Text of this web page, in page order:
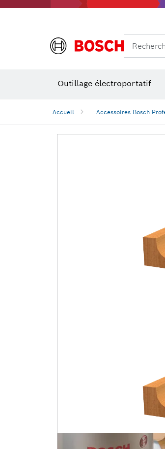
Outillage électroportatif
Accueil Accessoires Bosch